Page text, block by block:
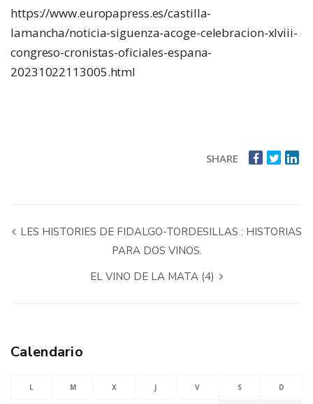
https://www.europapress.es/castilla-
lamancha/noticia-siguenza-acoge-celebracion-xlviii-
congreso-cronistas-oficiales-espana-
20231022113005.html
SHARE
LES HISTORIES DE FIDALGO-TORDESILLAS : HISTORIAS
PARA DOS VINOS.
EL VINO DE LA MATA (4)
Calendario
L M X J V S D